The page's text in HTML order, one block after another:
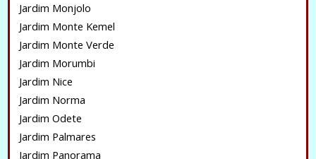
Jardim Monjolo
Jardim Monte Kemel
Jardim Monte Verde
Jardim Morumbi
Jardim Nice
Jardim Norma
Jardim Odete
Jardim Palmares
Jardim Panorama